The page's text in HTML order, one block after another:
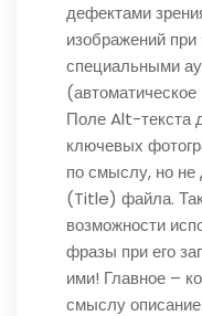
дефектами
изображений при
специальными
Поле Alt-текста
ключевых
по смыслу, но не
(Title) файла.
возможности
фразы при его
ими! Главное –
смыслу